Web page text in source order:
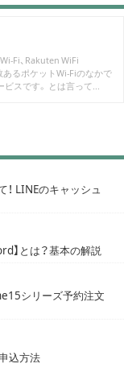
Fi、Rakuten WiFi
あるポケットWi-Fiのなかで
スです。 とは言って...
LINEのキャッシュ
】とは？基本の解説
シリーズ予約注文
込方法